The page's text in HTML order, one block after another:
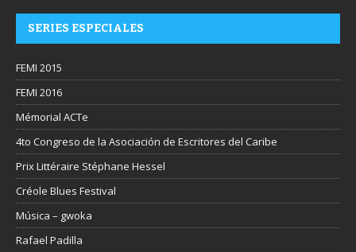
SERIES ESPECIALES
FEMI 2015
FEMI 2016
Mémorial ACTe
4to Congreso de la Asociación de Escritores del Caribe
Prix Littéraire Stéphane Hessel
Créole Blues Festival
Música – gwoka
Rafael Padilla